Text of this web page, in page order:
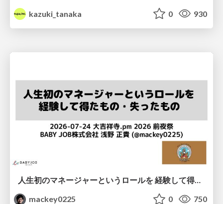
kazuki_tanaka
0 930
人生初のマネージャーというロールを 経験して得たもの・失ったもの / Reflections on My First Manager Role
mackey0225
0 750